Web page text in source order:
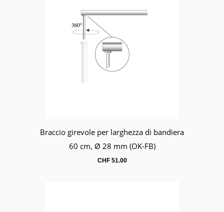
Carrello
Braccio girevole per larghezza di bandiera
60 cm, Ø 28 mm (OK-FB)
CHF51.00